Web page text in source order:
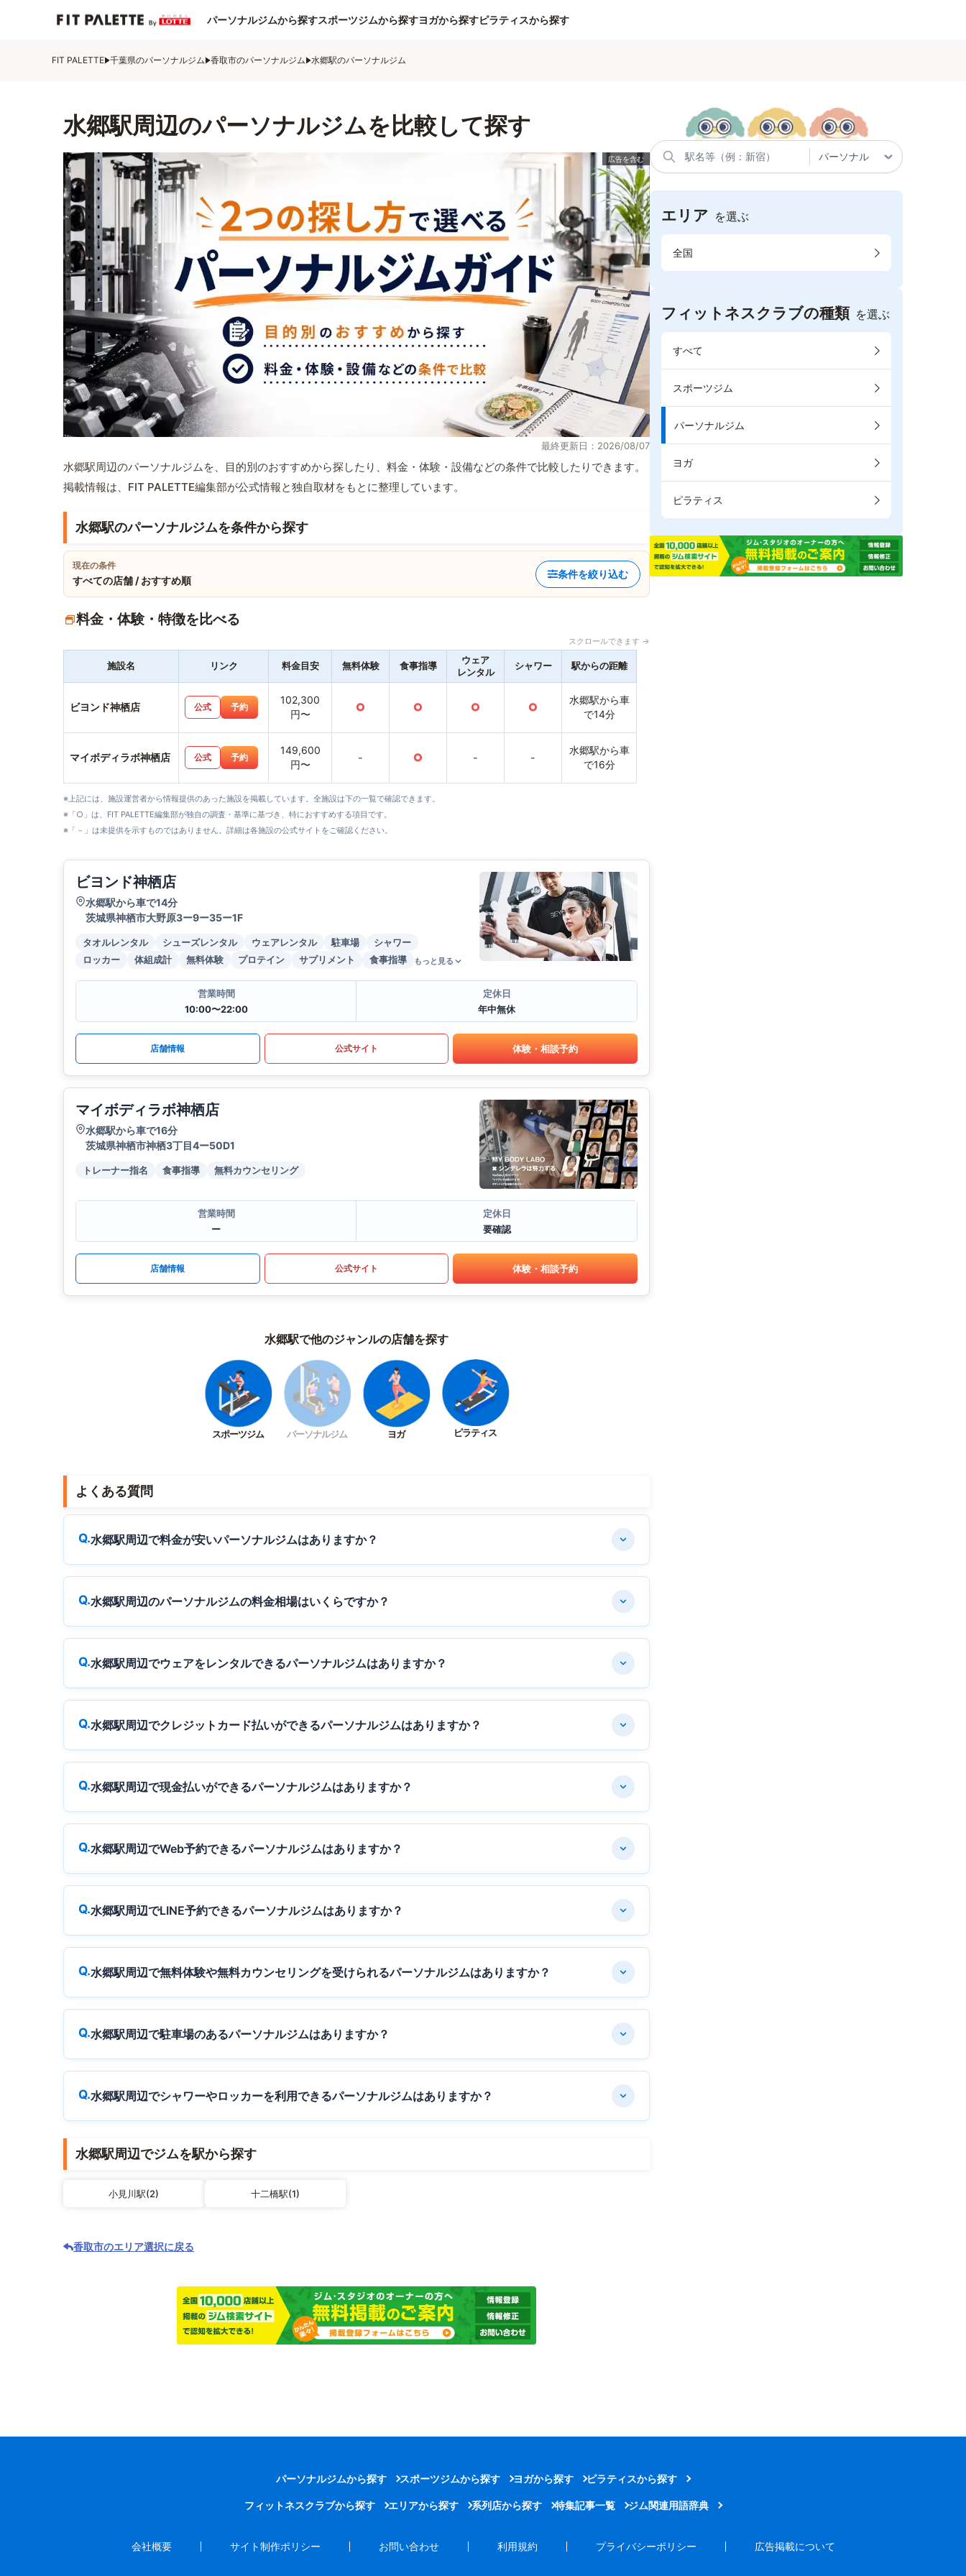
パーソナルジムから探すスポーツジムから探すヨガから探すピラティスから探す
FIT PALETTE 千葉県のパーソナルジム 香取市のパーソナルジム 水郷駅のパーソナルジム
水郷駅周辺のパーソナルジムを比較して探す
最終更新日：2026/08/07
水郷駅周辺のパーソナルジムを、目的別のおすすめから探したり、料金・体験・設備などの条件で比較したりできます。
掲載情報は、FIT PALETTE編集部が公式情報と独自取材をもとに整理しています。
水郷駅のパーソナルジムを条件から探す
現在の条件
すべての店舗 / おすすめ順
条件を絞り込む
料金・体験・特徴を比べる
スクロールできます →
施設名 リンク 料金目安 無料体験 食事指導
ウェア
レンタル
シャワー 駅からの距離
ビヨンド神栖店 公式 予約
102,300
円〜
○ ○ ○ ○
水郷駅から車
で14分
マイボディラボ神栖店 公式 予約
149,600
円〜
- ○ - -
水郷駅から車
で16分
※上記には、施設運営者から情報提供のあった施設を掲載しています。全施設は下の一覧で確認できます。
※「○」は、FIT PALETTE編集部が独自の調査・基準に基づき、特におすすめする項目です。
※「－」は未提供を示すものではありません。詳細は各施設の公式サイトをご確認ください。
ビヨンド神栖店
水郷駅から車で14分
茨城県神栖市大野原3ー9ー35ー1F
タオルレンタル シューズレンタル ウェアレンタル 駐車場
シャワー
ロッカー
体組成計 無料体験 プロテイン サプリメント 食事指導 もっと見る
営業時間
10:00〜22:00
定休日
年中無休
店舗情報 公式サイト 体験・相談予約
マイボディラボ神栖店
水郷駅から車で16分
茨城県神栖市神栖3丁目4ー50D1
トレーナー指名 食事指導 無料カウンセリング
営業時間
ー
定休日
要確認
店舗情報 公式サイト 体験・相談予約
水郷駅で他のジャンルの店舗を探す
スポーツジム パーソナルジム ヨガ ピラティス
よくある質問
水郷駅周辺で料金が安いパーソナルジムはありますか？
水郷駅周辺のパーソナルジムの料金相場はいくらですか？
水郷駅周辺でウェアをレンタルできるパーソナルジムはありますか？
水郷駅周辺でクレジットカード払いができるパーソナルジムはありますか？
水郷駅周辺で現金払いができるパーソナルジムはありますか？
水郷駅周辺でWeb予約できるパーソナルジムはありますか？
水郷駅周辺でLINE予約できるパーソナルジムはありますか？
水郷駅周辺で無料体験や無料カウンセリングを受けられるパーソナルジムはありますか？
水郷駅周辺で駐車場のあるパーソナルジムはありますか？
水郷駅周辺でシャワーやロッカーを利用できるパーソナルジムはありますか？
水郷駅周辺でジムを駅から探す
小見川駅(2) 十二橋駅(1)
香取市のエリア選択に戻る
エリア を選ぶ
全国
フィットネスクラブの種類 を選ぶ
すべて
スポーツジム
パーソナルジム
ヨガ
ピラティス
パーソナルジムから探す スポーツジムから探す ヨガから探す ピラティスから探す
フィットネスクラブから探す エリアから探す 系列店から探す 特集記事一覧 ジム関連用語辞典
会社概要 サイト制作ポリシー お問い合わせ 利用規約 プライバシーポリシー 広告掲載について